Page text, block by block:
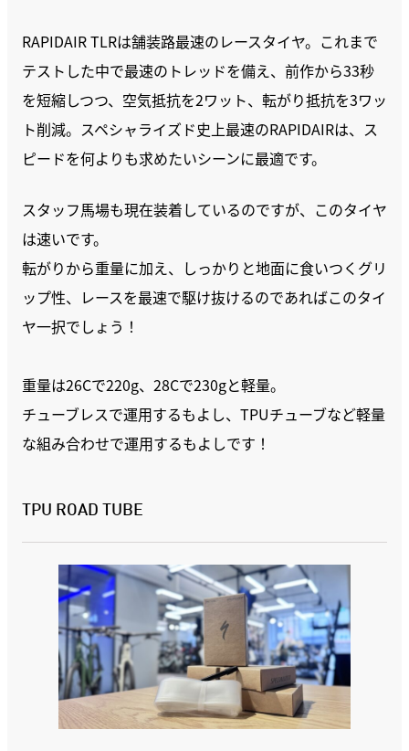
RAPIDAIR TLRは舗装路最速のレースタイヤ。これまで
テストした中で最速のトレッドを備え、前作から33秒
を短縮しつつ、空気抵抗を2ワット、転がり抵抗を3ワッ
ト削減。スペシャライズド史上最速のRAPIDAIRは、ス
ピードを何よりも求めたいシーンに最適です。
スタッフ馬場も現在装着しているのですが、このタイヤ
は速いです。
転がりから重量に加え、しっかりと地面に食いつくグリ
ップ性、レースを最速で駆け抜けるのであればこのタイ
ヤ一択でしょう！
重量は26Cで220g、28Cで230gと軽量。
チューブレスで運用するもよし、TPUチューブなど軽量
な組み合わせで運用するもよしです！
TPU ROAD TUBE